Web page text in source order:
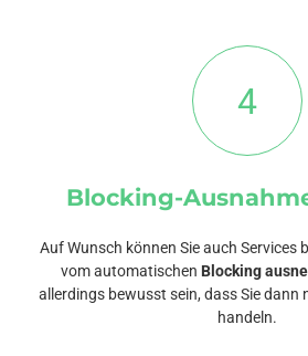
4
Blocking-
Auf Wunsch können Sie auch Services
vom automatischen Blocking
allerdings bewusst sein, dass Sie dann
handeln.